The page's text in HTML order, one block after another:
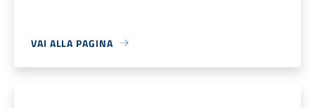
VAI ALLA PAGINA